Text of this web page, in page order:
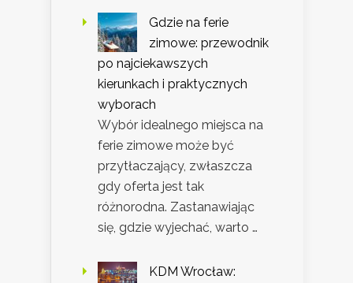
Gdzie na ferie
zimowe: przewodnik
po najciekawszych
kierunkach i praktycznych
wyborach
Wybór idealnego miejsca na
ferie zimowe może być
przytłaczający, zwłaszcza
gdy oferta jest tak
różnorodna. Zastanawiając
się, gdzie wyjechać, warto …
KDM Wrocław: